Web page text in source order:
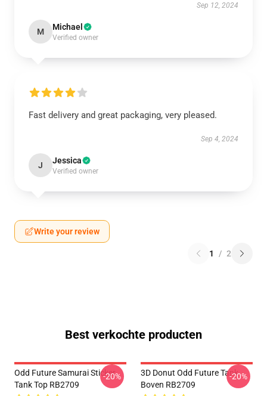
Sep 12, 2024
M Michael
Verified owner
Fast delivery and great packaging, very pleased.
Sep 4, 2024
J Jessica
Verified owner
Write your review
1 / 2
Best verkochte producten
Odd Future Samurai Sticker
Tank Top RB2709
-20%
3D Donut Odd Future Tank
Boven RB2709
-20%